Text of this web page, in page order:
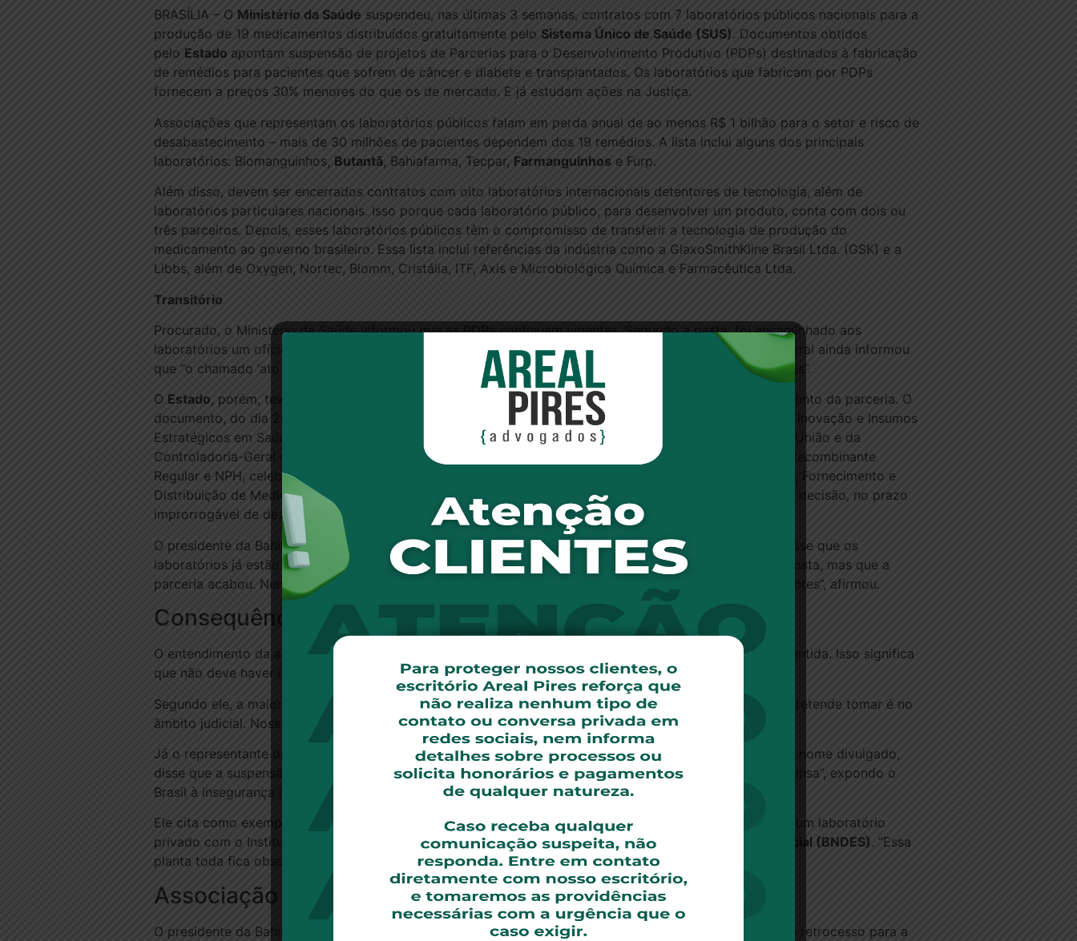
BRASÍLIA – O Ministério da Saúde suspendeu, nas últimas 3 semanas, contratos com 7 laboratórios públicos nacionais para a
produção de 19 medicamentos distribuídos gratuitamente pelo Sistema Único de Saúde (SUS). Documentos obtidos
pelo Estado apontam suspensão de projetos de Parcerias para o Desenvolvimento Produtivo (PDPs) destinados à fabricação
de remédios para pacientes que sofrem de câncer e diabete e transplantados. Os laboratórios que fabricam por PDPs
fornecem a preços 30% menores do que os de mercado. E já estudam ações na Justiça.
Associações que representam os laboratórios públicos falam em perda anual de ao menos R$ 1 bilhão para o setor e risco de
desabastecimento – mais de 30 milhões de pacientes dependem dos 19 remédios. A lista inclui alguns dos principais
laboratórios: Biomanguinhos, Butantã, Bahiafarma, Tecpar, Farmanguinhos e Furp.
Além disso, devem ser encerrados contratos com oito laboratórios internacionais detentores de tecnologia, além de
laboratórios particulares nacionais. Isso porque cada laboratório público, para desenvolver um produto, conta com dois ou
três parceiros. Depois, esses laboratórios públicos têm o compromisso de transferir a tecnologia de produção do
medicamento ao governo brasileiro. Essa lista inclui referências da indústria como a GlaxoSmithKline Brasil Ltda. (GSK) e a
Libbs, além de Oxygen, Nortec, Biomm, Cristália, ITF, Axis e Microbiológica Química e Farmacêutica Ltda.
Transitório
Procurado, o Ministério da Saúde informou que as PDPs continuam vigentes. Segundo a pasta, foi encaminhado aos
laboratórios um ofício que solicita “manifestação formal sobre a situação de cada parceria”. O órgão federal ainda informou
que “o chamado ‘ato de suspensão” é por um período transitório”, enquanto ocorre “coleta de informações”.
O Estado, porém, teve acesso a um dos ofícios em que o ministério é categórico ao informar o encerramento da parceria. O
documento, do dia 26 de junho, é assinado por Denizar Vianna Araujo, secretário de Ciência, Tecnologia, Inovação e Insumos
Estratégicos em Saúde. a Bahiafarma é informada que, com base em um parecer da Advogacia-Geral da União e da
Controladoria-Geral da União, “comunicamos a suspensão da referida PDP do produto Insulina Humana Recombinante
Regular e NPH, celebrada com a Fundação Baiana de Pesquisa Científica e Desenvolvimento Tecnológico, Fornecimento e
Distribuição de Medicamentos e solicitamos manifestação formal da instituição pública quanto à referida decisão, no prazo
improrrogável de dez dias úteis”.
O presidente da Bahiafarma e da Associação dos Laboratórios Oficiais do Brasil (Alfob), Ronaldo Dias, disse que os
laboratórios já estão tratando as parcerias como suspensas. “Os ofícios dizem que temos direito de resposta, mas que a
parceria acabou. Nunca os laboratórios foram pegos de surpresa dessa forma unilateral. Não há precedentes”, afirmou.
Consequências
O entendimento da associação de laboratórios é que a entrega de remédios já programada continua garantida. Isso significa
que não deve haver interrupção imediata no fornecimento.
Segundo ele, a maior parte pretende fazer um questionamento jurídico. “A primeira medida que a gente pretende tomar é no
âmbito judicial. Nossa linha deve ser alegar a arbitrariedade da forma que isso se deu.”
Já o representante de um laboratório de São Paulo, que falou com o Estado sob a condição de não ter o nome divulgado,
disse que a suspensão das parcerias vai criar um problema de saúde e afetar uma cadeia econômica “imensa”, expondo o
Brasil à insegurança jurídica.
Ele cita como exemplo uma planta industrial no valor de R$ 500 milhões, construída em uma parceria de um laboratório
privado com o Instituto Butantã e financiada peloBanco Nacional de Desenvolvimento Econômico e Social (BNDES). “Essa
planta toda fica obsoleta. Toda cadeia econômica está severamente afetada”, disse.
Associação fala em ‘desmonte de milhões de reais’
O presidente da Bahiafarma e da Associação dos Laboratórios Oficiais do Brasil (Alfob), Ronaldo Dias, vê retrocesso para a